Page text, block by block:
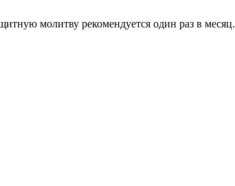
молитву рекомендуется один раз в месяц.